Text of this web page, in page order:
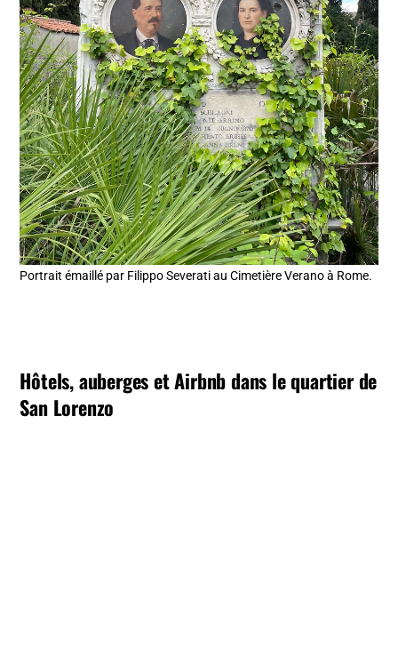
Portrait émaillé par Filippo Severati au Cimetière Verano à Rome.
Hôtels, auberges et Airbnb dans le quartier de
San Lorenzo